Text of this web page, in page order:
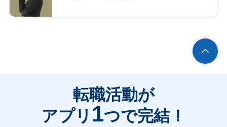
転職活動が
アプリ 1つで完結！